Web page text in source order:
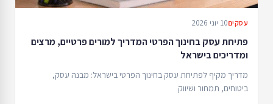
עסקים10 יוני 2026
פתיחת עסק בחינוך הפרטי המדריך למורים פרטיים, מרצים
ומדריכים בישראל
מדריך מקיף לפתיחת עסק בחינוך הפרטי בישראל: מבנה עסק,
ביטוחים, תמחור ושיווק